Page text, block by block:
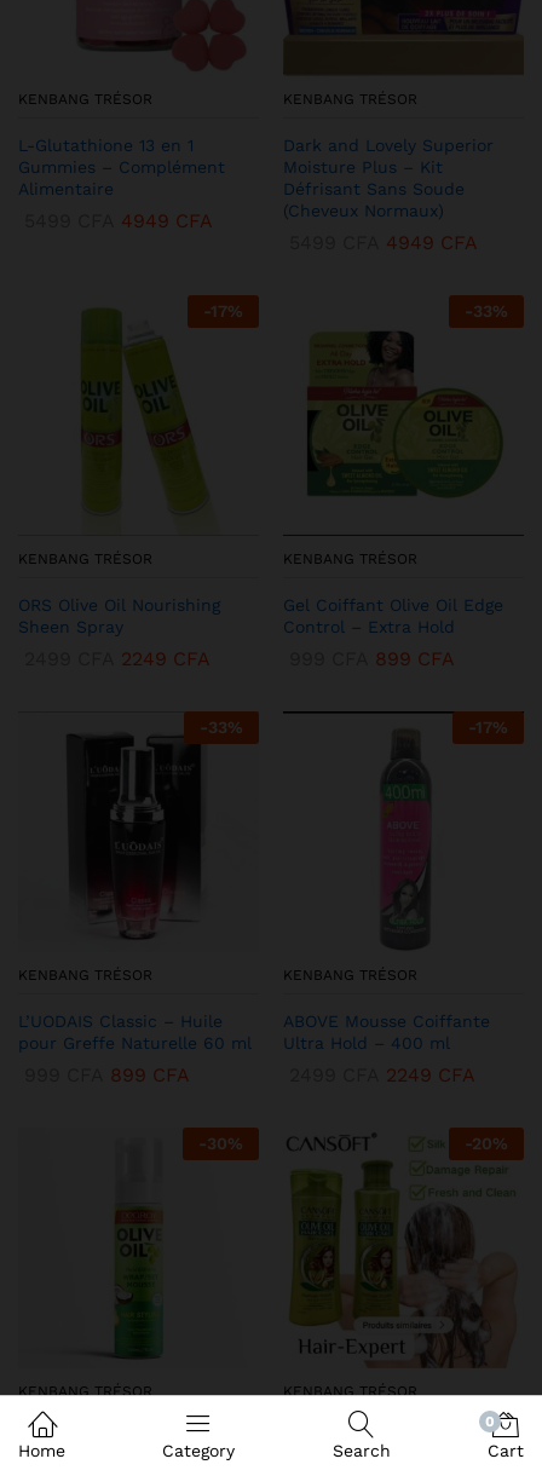
KENBANG TRÉSOR
L-Glutathione 13 en 1
Gummies – Complément
Alimentaire
4949 CFA
KENBANG TRÉSOR
Dark and Lovely Superior
Moisture Plus – Kit
Défrisant Sans Soude
(Cheveux Normaux)
4949 CFA
-17%
KENBANG TRÉSOR
ORS Olive Oil Nourishing
Sheen Spray
2249 CFA
-33%
KENBANG TRÉSOR
Gel Coiffant Olive Oil Edge
Control – Extra Hold
899 CFA
-33%
KENBANG TRÉSOR
L’UODAIS Classic – Huile
pour Greffe Naturelle 60 ml
899 CFA
-17%
KENBANG TRÉSOR
ABOVE Mousse Coiffante
Ultra Hold – 400 ml
2249 CFA
-30%
KENBANG TRÉSOR
DEQROY Olive Oil Mousse
Coiffante – Hold & Shine
-20%
KENBANG TRÉSOR
Duo CANSoft Shampooing &
Après-shampooing à l’Huile
Home Category Search
0
Cart